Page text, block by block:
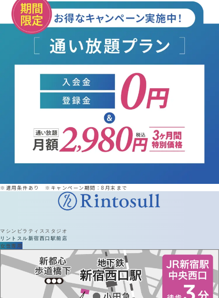
※適用条件あり ※キャンペーン期間：8月末まで
マシンピラティススタジオ
リントスル新宿西口駅前店
女性専用